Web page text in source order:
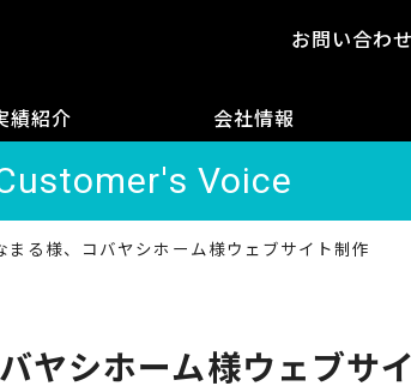
お問い合わ
績紹介 会社情報
Voice
まる様、コバヤシホーム様ウェブサイト制作
ヤシホーム様ウェブサ